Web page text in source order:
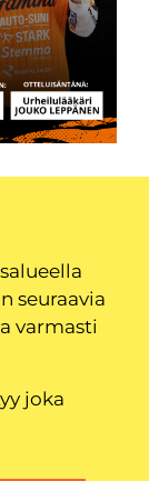
seuraavia
varmasti
joka